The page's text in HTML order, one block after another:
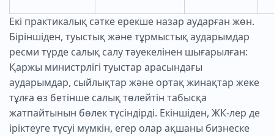
Екі практикалық сәтке ерекше назар аударған жөн.
Біріншіден, туыстық және тұрмыстық аударымдар
ресми түрде салық салу тәуекелінен шығарылған:
Қаржы министрлігі туыстар арасындағы
аударымдар, сыйлықтар және ортақ жинақтар жеке
тұлға өз бетінше салық төлейтін табысқа
жатпайтынын бөлек түсіндірді. Екіншіден, ЖК-лер де
іріктеуге түсуі мүмкін, егер олар ақшаны бизнеске